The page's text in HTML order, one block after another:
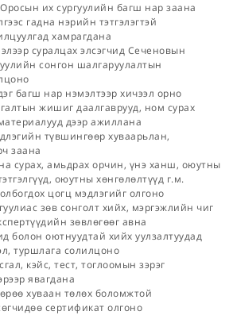
их сургуулийн багш нар заана
гадна нэрийн тэтгэлэгтэй
хамрагдана
суралцах элсэгчид Сеченовын
сонгон шалгаруулалтын
багш нар нэмэлтээр хичээл орно
жишиг даалгаврууд, ном сурах
дээр ажиллана
түвшингөөр хуваарьлан,
заана
сурах, амьдрах орчин, үнэ ханш, оюутны
оюутны хөнгөлөлтүүд г.м.
цогц мэдлэгийг олгоно
зөв сонголт хийх, мэргэжлийн чиг
зөвлөгөөг авна
болон оютнуудтай хийх уулзалтуудад
туршлага солилцоно
кэйс, тест, тоглоомын зэрэг
явагдана
хуваан төлөх боломжтой
сертификат олгоно